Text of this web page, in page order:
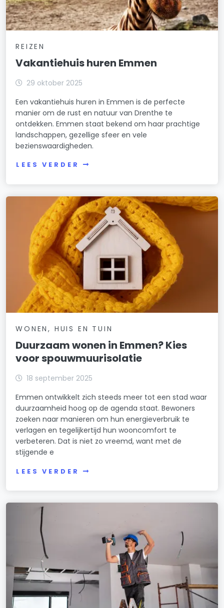
REIZEN
Vakantiehuis huren Emmen
29 oktober 2025
Een vakantiehuis huren in Emmen is de perfecte
manier om de rust en natuur van Drenthe te
ontdekken. Emmen staat bekend om haar prachtige
landschappen, gezellige sfeer en vele
bezienswaardigheden.
LEES VERDER
WONEN, HUIS EN TUIN
Duurzaam wonen in Emmen? Kies
voor spouwmuurisolatie
18 september 2025
Emmen ontwikkelt zich steeds meer tot een stad waar
duurzaamheid hoog op de agenda staat. Bewoners
zoeken naar manieren om hun energieverbruik te
verlagen en tegelijkertijd hun wooncomfort te
verbeteren. Dat is niet zo vreemd, want met de
stijgende e
LEES VERDER